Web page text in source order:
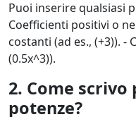
Puoi inserire qualsiasi
Coefficienti positivi o
costanti (ad es., (+3)). -
(0.5x^3)).
2. Come
potenze?